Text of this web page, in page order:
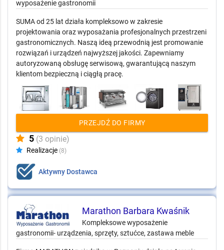
wyposażenie gastronomii
SUMA od 25 lat działa kompleksowo w zakresie
projektowania oraz wyposażania profesjonalnych przestrzeni
gastronomicznych. Naszą ideą przewodnią jest promowanie
rozwiązań i urządzeń najwyższej jakości. Zapewniamy
autoryzowaną obsługę serwisową, gwarantującą naszym
klientom bezpieczną i ciągłą pracę.
PRZEJDŹ DO FIRMY
5 (3 opinie)
Realizacje (8)
Aktywny Dostawca
Marathon Barbara Kwaśnik
Kompleksowe wyposażenie
gastronomii- urządzenia, sprzęty, sztućce, zastawa meble